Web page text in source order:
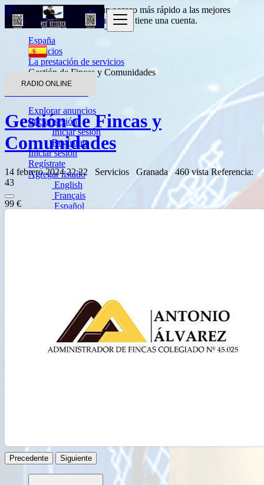
RADIO ONLINE
Explorar anuncios
Iniciar sesión
Iniciar sesión
Regístrate
Iniciar sesión
Regístrate
Agregar listado
English
Français
Español
简体中文
日本語
ไทย
Română
ქართული
Entradapara obtener un acceso más rápido a las mejores
ofertas.
Haga clic aquísi usted no tiene una cuenta.
España
Servicios
La prestación de servicios
Gestión de Fincas y Comunidades
Gestión de Fincas y
Comunidades
14 febrero 2024 22:22 Servicios Granada 460 vistaReferencia:
43
99 €
Precedente Siguiente